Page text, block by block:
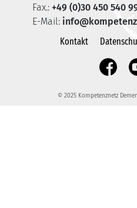
Fax.: +49 (0)30 450 540
E-Mail:
Kontakt
© 2025 Kompetenznetz